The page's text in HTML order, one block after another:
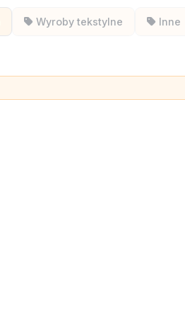
Wyroby tekstylne Inne